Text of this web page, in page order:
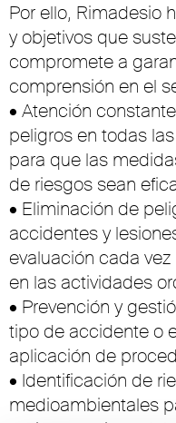
Por ello, Rimadesio
y objetivos que
compromete a
comprensión en el
• Atención
peligros en todas
para que las
de riesgos sean
• Eliminación de
accidentes y
evaluación cada
en las actividades
• Prevención y
tipo de accidente o
aplicación de
• Identificación de
medioambientales